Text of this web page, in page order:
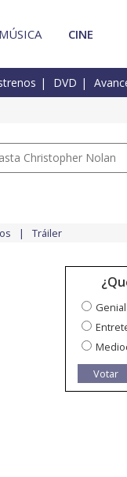
MÚSICA CINE
DVD
Christopher Nolan
Tráiler
Genial
Votar